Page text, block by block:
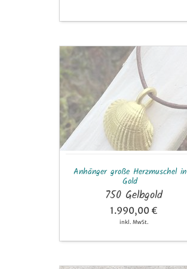
Anhänger
große
Herzmuschel
in
Gold
Anhänger große Herzmuschel in
Gold
750 Gelbgold
1.990,00 €
inkl. MwSt.